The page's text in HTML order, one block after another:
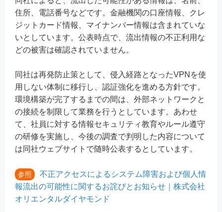
住所、電話番号などです。金融機関の口座情報、クレ
ジットカード情報、マイナンバー情報は含まれていな
いとしています。公表時点で、流出情報の不正利用な
どの被害は確認されていません。
同社は再発防止策として、侵入経路となったVPNを使
用しない体制に移行し、認証強化を進める方針です。
環境構築が完了するまでの間は、外部ネットワークと
の接続を制限して業務を行うとしています。あわせ
て、社員に対する情報セキュリティ教育やルール遵守
の研修を実施し、今後の調査で判明した内容について
は同社ウェブサイトで随時公表するとしています。
参照
不正アクセスによるシステム障害および個人情
報流出の可能性に関するお詫びとお知らせ｜株式会社
オリエンタルダイヤモンド